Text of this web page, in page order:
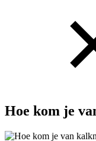
Hoe kom je